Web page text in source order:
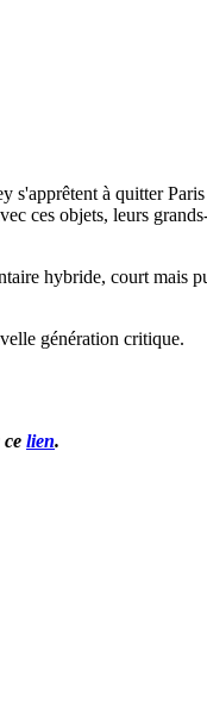
à quitter
ces objets, leurs
hybride, court mais
génération critique.
ce lien.